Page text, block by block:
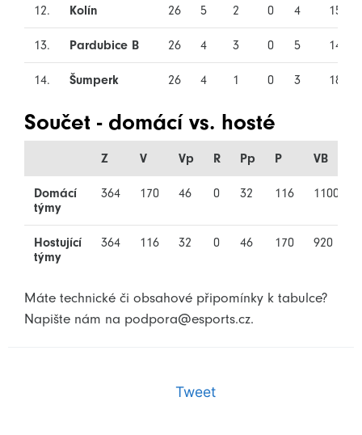
12. Kolín 26 5 2 0 4 15
13. Pardubice B 26 4 3 0 5 14
14. Šumperk 26 4 1 0 3 18
Součet - domácí vs. hosté
Z V Vp R Pp P VB
Domácí
týmy
364 170 46 0 32 116 1100
Hostující
týmy
364 116 32 0 46 170 920
Máte technické či obsahové připomínky k tabulce?
Napište nám na podpora@esports.cz.
Tweet